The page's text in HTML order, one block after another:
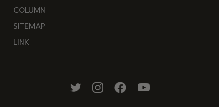
豆
南
伊
花
池・
滝・
COLUMN
SITEMAP
LINK